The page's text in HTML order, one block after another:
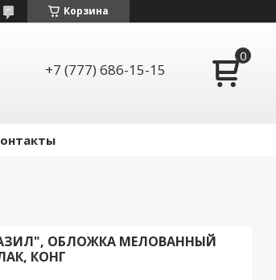
Корзина
+7 (777) 686-15-15
ОБЛОЖКА МЕЛОВАННЫЙ
КОНГ